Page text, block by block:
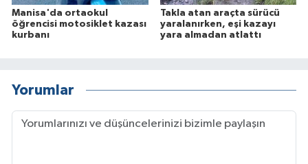
Manisa'da ortaokul
öğrencisi motosiklet kazası
kurbanı
Takla atan araçta sürücü
yaralanırken, eşi kazayı
yara almadan atlattı
Yorumlar